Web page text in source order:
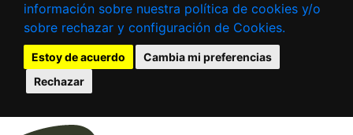
información sobre nuestra política de cookies y/o
sobre rechazar y configuración de Cookies.
Estoy de acuerdo
Cambia mi preferencias
Rechazar